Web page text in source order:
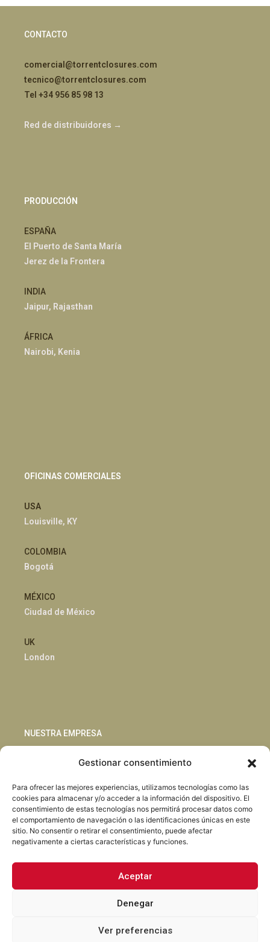
Gestionar consentimiento
Para ofrecer las mejores experiencias, utilizamos tecnologías como las
cookies para almacenar y/o acceder a la información del dispositivo. El
consentimiento de estas tecnologías nos permitirá procesar datos como
el comportamiento de navegación o las identificaciones únicas en este
sitio. No consentir o retirar el consentimiento, puede afectar
negativamente a ciertas características y funciones.
Aceptar
Denegar
Ver preferencias
CONTACTO
comercial@torrentclosures.com
tecnico@torrentclosures.com
Tel +34 956 85 98 13
Red de distribuidores →
PRODUCCIÓN
ESPAÑA
El Puerto de Santa María
Jerez de la Frontera
INDIA
Jaipur, Rajasthan
ÁFRICA
Nairobi, Kenia
OFICINAS COMERCIALES
USA
Louisville, KY
COLOMBIA
Bogotá
MÉXICO
Ciudad de México
UK
London
NUESTRA EMPRESA
Blog
Habla con nosotros
Torrent Closures · Todos los derechos reservados ·